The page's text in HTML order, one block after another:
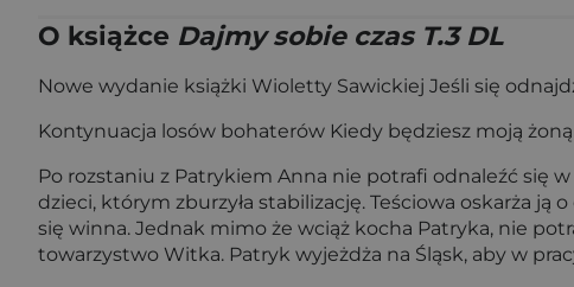
O książce Dajmy sobie czas T.3 DL
Nowe wydanie książki Wioletty Sawickiej Jeśli się
Kontynuacja losów bohaterów Kiedy będziesz moją
Po rozstaniu z Patrykiem Anna nie potrafi odnaleźć się
dzieci, którym zburzyła stabilizację. Teściowa oskarża ją
się winna. Jednak mimo że wciąż kocha Patryka, nie
towarzystwo Witka. Patryk wyjeżdża na Śląsk, aby w